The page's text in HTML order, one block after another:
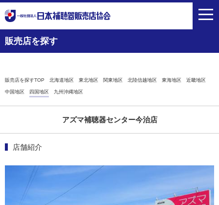
toggle
販売店を探す
販売店を探すTOP 北海道地区 東北地区 関東地区 北陸信越地区 東海地区 近畿地区
中国地区 四国地区 九州沖縄地区
アズマ補聴器センター今治店
店舗紹介